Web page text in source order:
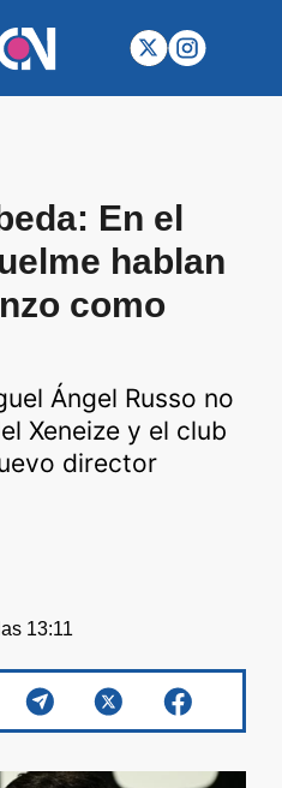
En el
hablan
como
Ángel Russo no
Xeneize y el club
director
13:11